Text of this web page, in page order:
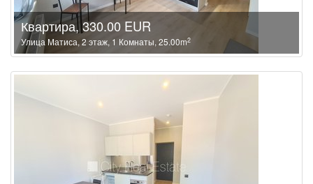
Квартира, 330.00 EUR
Улица Матиса, 2 этаж, 1 Комнаты, 25.00m2